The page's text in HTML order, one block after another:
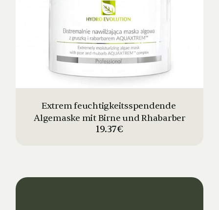
Extrem feuchtigkeitsspendende
Algemaske mit Birne und Rhabarber
19.37€